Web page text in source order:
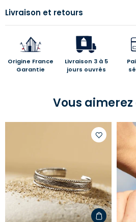
Livraison et retours
Origine France
Garantie
Livraison 3 à 5
jours ouvrés
Vous aimerez
Ajouter
liste
d'envies